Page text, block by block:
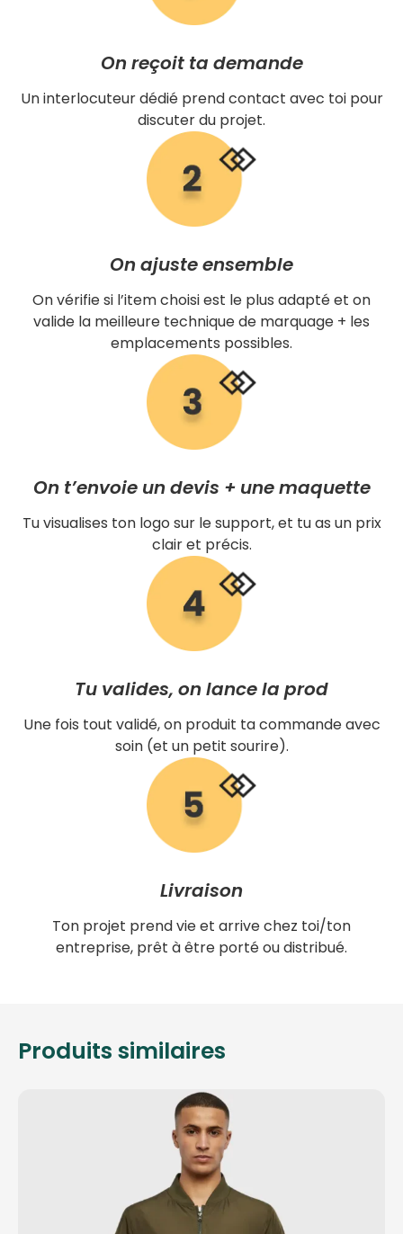
On reçoit ta demande
Un interlocuteur dédié prend contact avec toi pour
discuter du projet.
On ajuste ensemble
On vérifie si l’item choisi est le plus adapté et on
valide la meilleure technique de marquage + les
emplacements possibles.
On t’envoie un devis + une maquette
Tu visualises ton logo sur le support, et tu as un prix
clair et précis.
Tu valides, on lance la prod
Une fois tout validé, on produit ta commande avec
soin (et un petit sourire).
Livraison
Ton projet prend vie et arrive chez toi/ton
entreprise, prêt à être porté ou distribué.
Produits similaires